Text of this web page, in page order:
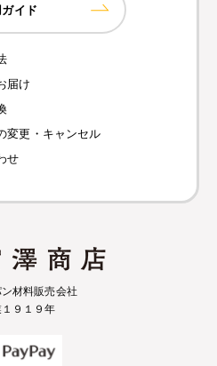
イド
届け
変更・キャンセル
せ
材料販売会社
９１９年